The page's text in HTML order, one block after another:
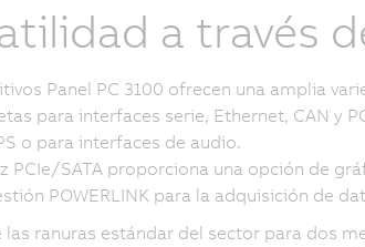
a través
Panel PC 3100 ofrecen una amplia
para interfaces serie, Ethernet, CAN y
o para interfaces de audio.
PCIe/SATA proporciona una opción de
POWERLINK para la adquisición de
las ranuras estándar del sector para dos